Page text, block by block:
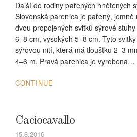
Další do rodiny pařených hnětených
Slovenská parenica je pařený, jemně
dvou propojených svitků sýrové
6–8 cm, vysokých 5–8 cm. Tyto
sýrovou nití, která má tloušťku 2–3
4–6 m. Pravá parenica je vyrobena…
CONTINUE
Caciocavallo
15.8.2016